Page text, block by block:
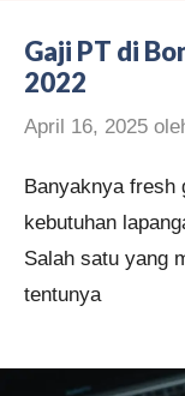
Gaji PT di
2022
April 16, 2025
Banyaknya fresh
kebutuhan
Salah satu yang
tentunya